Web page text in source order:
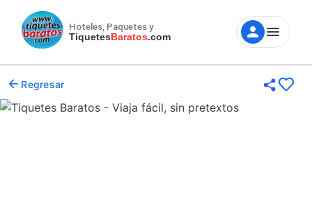
Hoteles, Paquetes y
TiquetesBaratos.com
Regresar